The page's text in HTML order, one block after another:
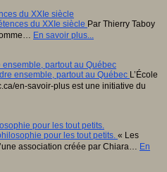
du XXIe siècle
Par Thierry Taboy
En savoir plus...
ensemble, partout au Québec
L’École
en-savoir-plus est une initiative du
pour les tout petits.
« Les
association créée par Chiara… En